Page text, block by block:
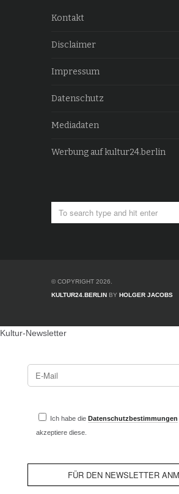
Kontakt
Disclaimer
Impressum
Datenschutz
Mediadaten
Werbung auf kultur24.berlin
© COPYRIGHT 2026.
KULTUR24.BERLINBY HOLGER JACOBS
Kultur-Newsletter
Ich habe die Datenschutzbestimmungen
akzeptiere diese.